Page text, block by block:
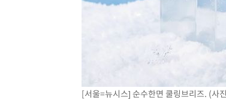
[속보]코스닥, 2.86포인트(0.36%) 내린
[속보]코스피, 6200선 약보합…0.60% 내린
[속보]원·달러 환율, 7.7원 내린 1416.1원 마
[속보] 노원서 40.1도 관측…서울, 2018년
[속보]종합특검, '계엄 수용공간 확보' 신용
외신들도 주목한 韓축구 파문…"국민적 공
[서울=뉴시스] 순수한면 쿨링브리즈. (